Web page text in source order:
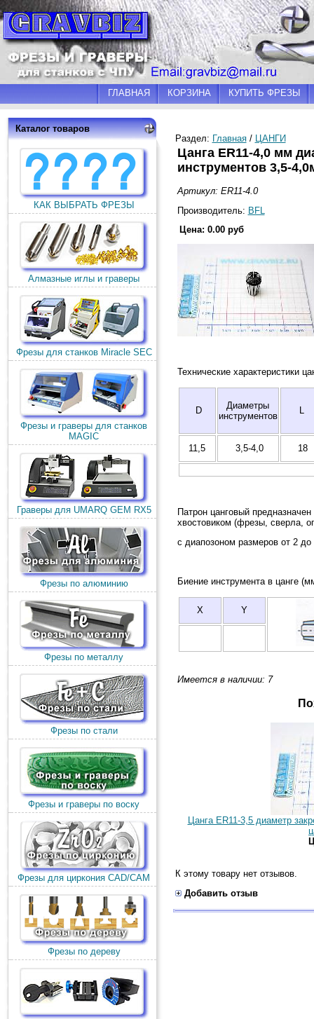
ГЛАВНАЯ КОРЗИНА КУПИТЬ ФРЕЗЫ
Каталог товаров
КАК ВЫБРАТЬ ФРЕЗЫ
Алмазные иглы и граверы
Фрезы для станков Miracle SEC
Фрезы и граверы для станков
MAGIC
Граверы для UMARQ GEM RX5
Фрезы по алюминию
Фрезы по металлу
Фрезы по стали
Фрезы и граверы по воску
Фрезы для циркония CAD/CAM
Фрезы по дереву
Раздел: Главная/ ЦАНГИ
Цанга ER11-4,0 мм
инструментов 3,5-
Артикул: ER11-4.0
Производитель: BFL
Цена: 0.00 руб
Технические характеристики
D
Диаметры
инструментов
L
11,5 3,5-4,0 18
Патрон цанговый
хвостовиком (фрезы, сверла,
с диапозоном размеров от 2
Биение инструмента в цанге
X Y
Имеется в наличии: 7
Цанга ER11-3,5 диаметр
К этому товару нет отзывов.
Добавить отзыв